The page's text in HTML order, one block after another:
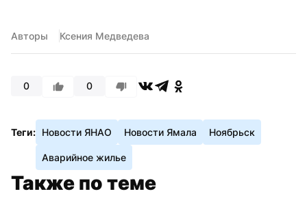
Авторы Ксения Медведева
0 0
Теги: Новости ЯНАО Новости Ямала Ноябрьск
Аварийное жилье
Также по теме